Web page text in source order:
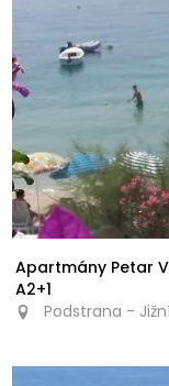
Apartmány Petar
A2+1
Podstrana -